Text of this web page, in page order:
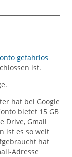
gefahrlos
ist.
hat bei Google
bietet 15 GB
Drive, Gmail
ist es so weit
hat
Adresse